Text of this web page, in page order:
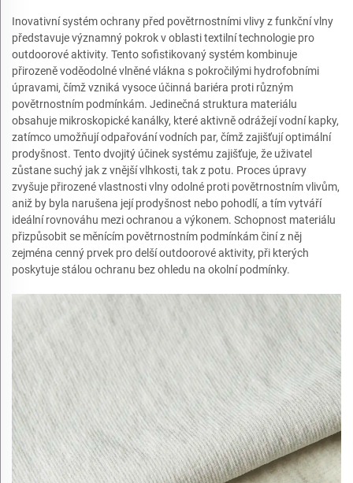
Inovativní systém ochrany před povětrnostními vlivy z funkční vlny
představuje významný pokrok v oblasti textilní technologie pro
outdoorové aktivity. Tento sofistikovaný systém kombinuje
přirozeně voděodolné vlněné vlákna s pokročilými hydrofobními
úpravami, čímž vzniká vysoce účinná bariéra proti různým
povětrnostním podmínkám. Jedinečná struktura materiálu
obsahuje mikroskopické kanálky, které aktivně odrážejí vodní kapky,
zatímco umožňují odpařování vodních par, čímž zajišťují optimální
prodyšnost. Tento dvojitý účinek systému zajišťuje, že uživatel
zůstane suchý jak z vnější vlhkosti, tak z potu. Proces úpravy
zvyšuje přirozené vlastnosti vlny odolné proti povětrnostním vlivům,
aniž by byla narušena její prodyšnost nebo pohodlí, a tím vytváří
ideální rovnováhu mezi ochranou a výkonem. Schopnost materiálu
přizpůsobit se měnícím povětrnostním podmínkám činí z něj
zejména cenný prvek pro delší outdoorové aktivity, při kterých
poskytuje stálou ochranu bez ohledu na okolní podmínky.